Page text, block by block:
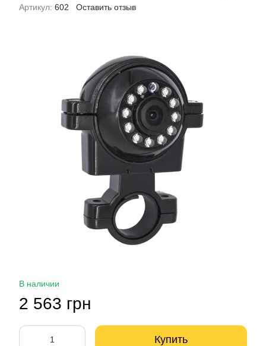
Артикул: 602 Оставить отзыв
В наличии
2 563 грн
Купить